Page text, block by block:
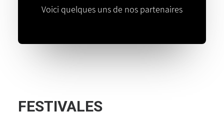
Voici quelques uns de nos partenaires
FESTIVALES